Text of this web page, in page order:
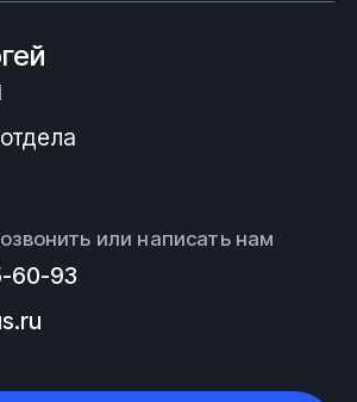
или написать нам
60-93